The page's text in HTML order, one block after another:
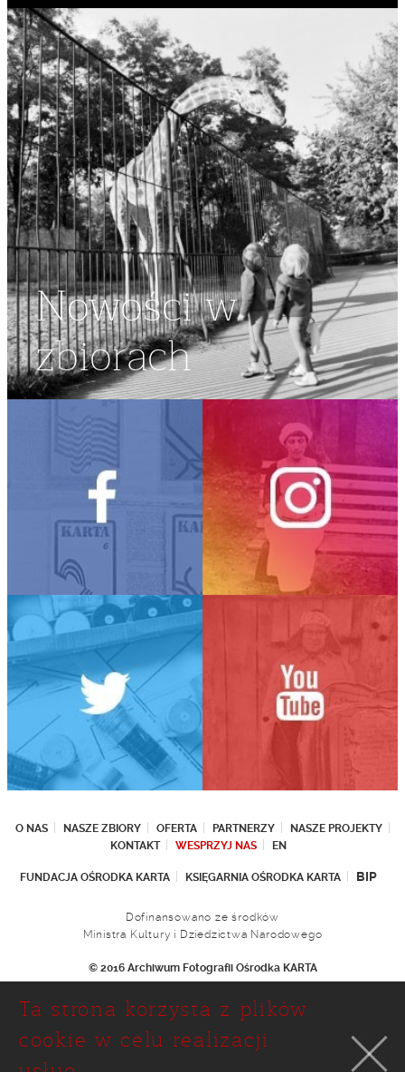
Nowości w
zbiorach
O NAS NASZE ZBIORY OFERTA PARTNERZY
NASZE PROJEKTY
KONTAKT
WESPRZYJ NAS EN
FUNDACJA OŚRODKA KARTA KSIĘGARNIA OŚRODKA KARTA BIP
Dofinansowano ze środków
Ministra Kultury i Dziedzictwa Narodowego
© 2016 Archiwum Fotografii Ośrodka KARTA
Ul. Narbutta 29
02-536 Warszawa
tel.: (+48 22) 646 36 90
Ta strona korzysta z plików
cookie w celu realizacji